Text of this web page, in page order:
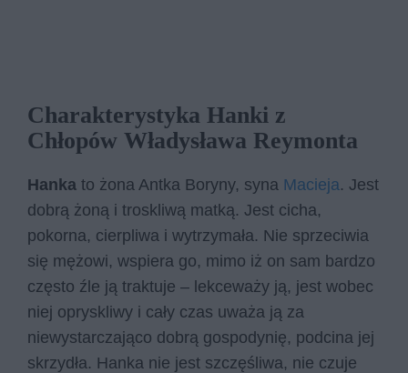
Charakterystyka Hanki z
Chłopów Władysława Reymonta
Hanka to żona Antka Boryny, syna Macieja. Jest
dobrą żoną i troskliwą matką. Jest cicha,
pokorna, cierpliwa i wytrzymała. Nie sprzeciwia
się mężowi, wspiera go, mimo iż on sam bardzo
często źle ją traktuje – lekceważy ją, jest wobec
niej opryskliwy i cały czas uważa ją za
niewystarczająco dobrą gospodynię, podcina jej
skrzydła. Hanka nie jest szczęśliwa, nie czuje